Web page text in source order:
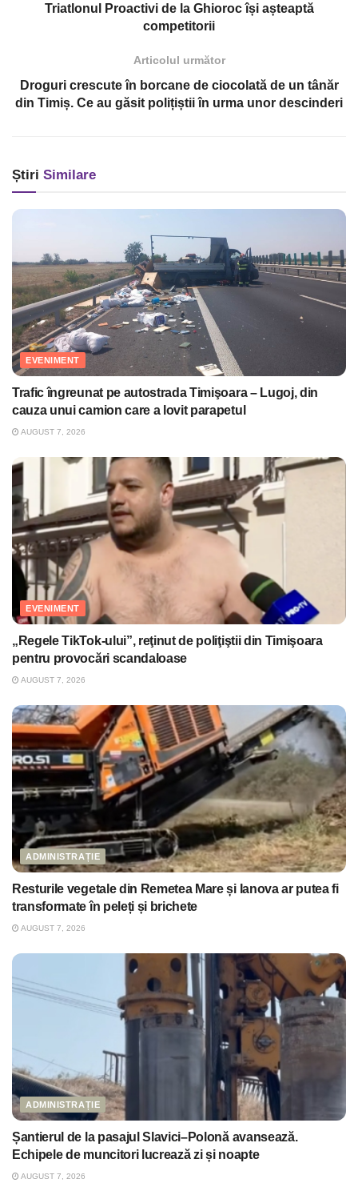
Triatlonul Proactivi de la Ghioroc își așteaptă
competitorii
Articolul următor
Droguri crescute în borcane de ciocolată de un tânăr
din Timiș. Ce au găsit polițiștii în urma unor descinderi
Știri Similare
EVENIMENT
Trafic îngreunat pe autostrada Timişoara – Lugoj, din
cauza unui camion care a lovit parapetul
AUGUST 7, 2026
EVENIMENT
„Regele TikTok-ului”, reţinut de poliţiştii din Timişoara
pentru provocări scandaloase
AUGUST 7, 2026
ADMINISTRAȚIE
Resturile vegetale din Remetea Mare și Ianova ar putea fi
transformate în peleți și brichete
AUGUST 7, 2026
ADMINISTRAȚIE
Șantierul de la pasajul Slavici–Polonă avansează.
Echipele de muncitori lucrează zi și noapte
AUGUST 7, 2026